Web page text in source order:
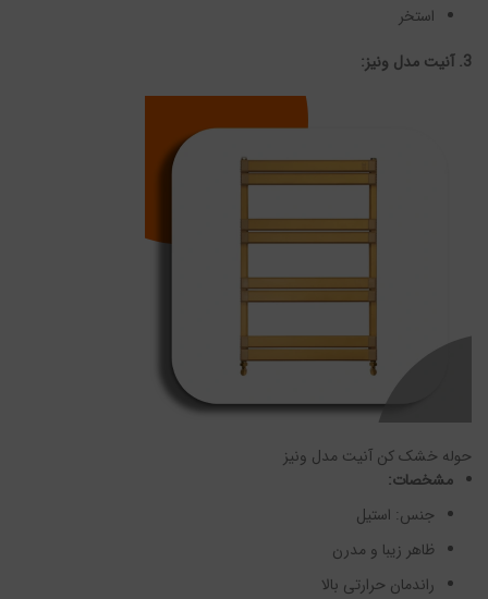
استخر
3. آنیت مدل ونیز:
حوله خشک کن آنیت مدل ونیز
مشخصات:
جنس: استیل
ظاهر زیبا و مدرن
راندمان حرارتی بالا